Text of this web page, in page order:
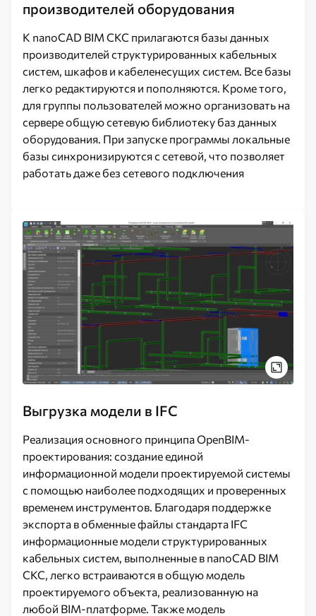
производителей оборудования
К nanoCAD BIM СКС прилагаются базы данных
производителей структурированных кабельных
систем, шкафов и кабеленесущих систем. Все базы
легко редактируются и пополняются. Кроме того,
для группы пользователей можно организовать на
сервере общую сетевую библиотеку баз данных
оборудования. При запуске программы локальные
базы синхронизируются с сетевой, что позволяет
работать даже без сетевого подключения
Выгрузка модели в IFC
Реализация основного принципа OpenBIM-
проектирования: создание единой
информационной модели проектируемой системы
с помощью наиболее подходящих и проверенных
временем инструментов. Благодаря поддержке
экспорта в обменные файлы стандарта IFC
информационные модели структурированных
кабельных систем, выполненные в nanoCAD BIM
СКС, легко встраиваются в общую модель
проектируемого объекта, реализованную на
любой BIM-платформе. Также модель